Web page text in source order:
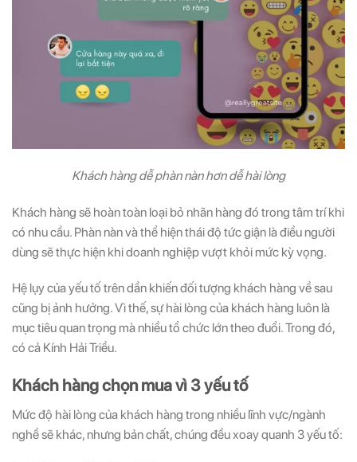
Khách hàng dễ phàn nàn hơn dễ hài lòng
Khách hàng sẽ hoàn toàn loại bỏ nhãn hàng đó trong tâm trí khi
có nhu cầu. Phàn nàn và thể hiện thái độ tức giận là điều người
dùng sẽ thực hiện khi doanh nghiệp vượt khỏi mức kỳ vọng.
Hệ lụy của yếu tố trên dần khiến đối tượng khách hàng về sau
cũng bị ảnh hưởng. Vì thế, sự hài lòng của khách hàng luôn là
mục tiêu quan trọng mà nhiều tổ chức lớn theo đuổi. Trong đó,
có cả Kính Hải Triều.
Khách hàng chọn mua vì 3 yếu tố
Mức độ hài lòng của khách hàng trong nhiều lĩnh vực/ngành
nghề sẽ khác, nhưng bản chất, chúng đều xoay quanh 3 yếu tố: